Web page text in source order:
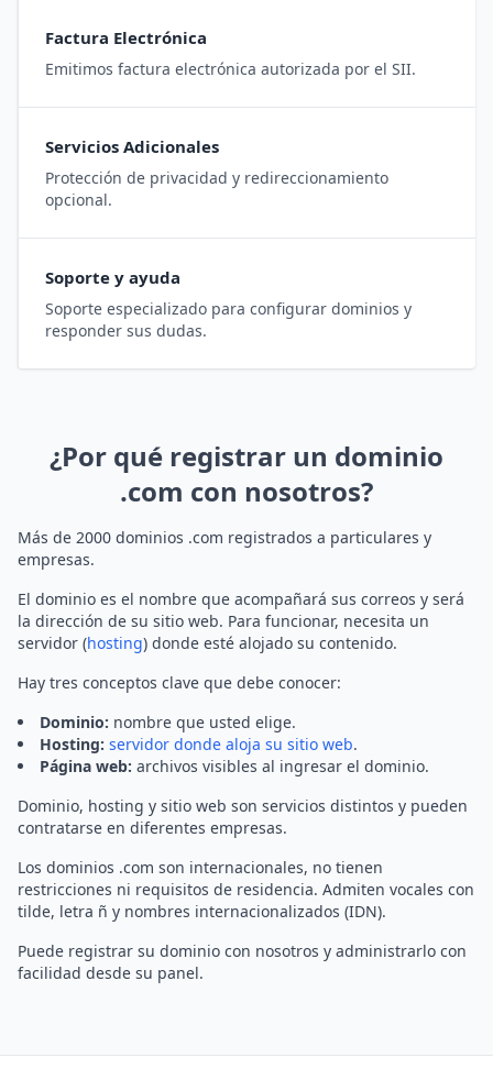
Factura Electrónica
Emitimos factura electrónica autorizada por el SII.
Servicios Adicionales
Protección de privacidad y redireccionamiento
opcional.
Soporte y ayuda
Soporte especializado para configurar dominios y
responder sus dudas.
¿Por qué registrar un dominio
.com con nosotros?
Más de 2000 dominios .com registrados a particulares y
empresas.
El dominio es el nombre que acompañará sus correos y será
la dirección de su sitio web. Para funcionar, necesita un
servidor (hosting) donde esté alojado su contenido.
Hay tres conceptos clave que debe conocer:
Dominio: nombre que usted elige.
Hosting: servidor donde aloja su sitio web.
Página web: archivos visibles al ingresar el dominio.
Dominio, hosting y sitio web son servicios distintos y pueden
contratarse en diferentes empresas.
Los dominios .com son internacionales, no tienen
restricciones ni requisitos de residencia. Admiten vocales con
tilde, letra ñ y nombres internacionalizados (IDN).
Puede registrar su dominio con nosotros y administrarlo con
facilidad desde su panel.